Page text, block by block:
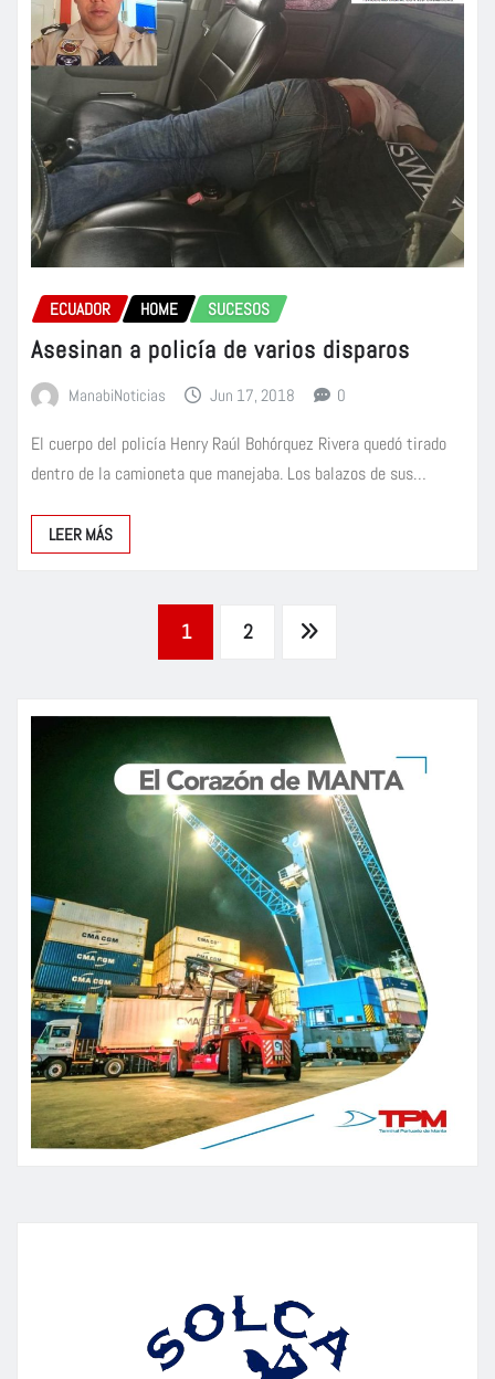
ECUADOR HOME SUCESOS
Asesinan a policía de varios disparos
ManabiNoticias Jun 17, 2018 0
El cuerpo del policía Henry Raúl Bohórquez Rivera quedó tirado
dentro de la camioneta que manejaba. Los balazos de sus…
LEER MÁS
Paginación
de
entradas
1 2